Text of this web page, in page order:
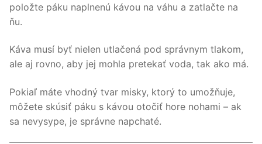
položte páku naplnenú kávou na váhu a zatlačte na
ňu.
Káva musí byť nielen utlačená pod správnym tlakom,
ale aj rovno, aby jej mohla pretekať voda, tak ako má.
Pokiaľ máte vhodný tvar misky, ktorý to umožňuje,
môžete skúsiť páku s kávou otočiť hore nohami – ak
sa nevysype, je správne napchaté.